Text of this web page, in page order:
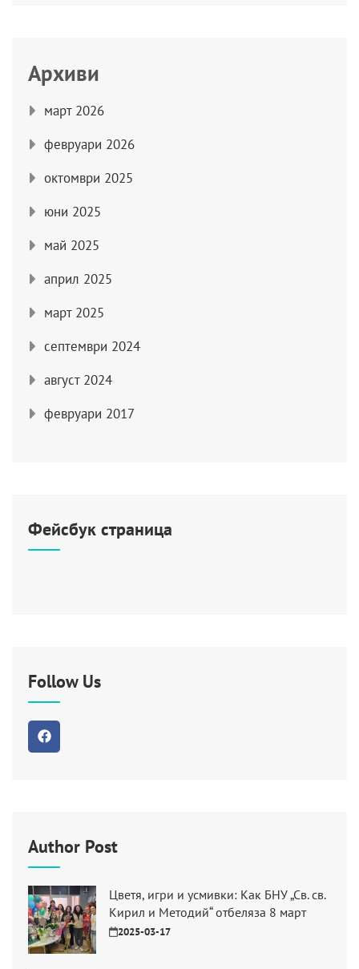
Архиви
март 2026
февруари 2026
октомври 2025
юни 2025
май 2025
април 2025
март 2025
септември 2024
август 2024
февруари 2017
Фейсбук страница
Follow Us
Author Post
Цветя, игри и усмивки: Как БНУ „Св. св.
Кирил и Методий“ отбеляза 8 март
2025-03-17